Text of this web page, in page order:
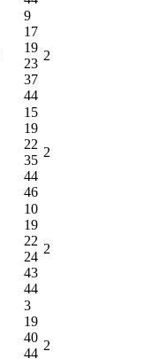
9
17
19
23
37
44
2
15
19
22
35
44
46
2
10
19
22
24
43
44
2
3
19
40
44
2